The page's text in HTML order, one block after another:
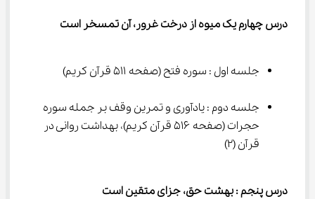
درس چهارم یک میوه از درخت غرور، آن تمسخر است
جلسه اول : سوره فتح (صفحه ۵۱۱ قرآن کریم)
جلسه دوم : یادآوری و تمرین وقف بر جمله سوره
حجرات (صفحه ۵۱۶ قرآن کریم)، بهداشت روانی در
قرآن (۲)
درس پنجم : بهشت حق، جزای متقین است